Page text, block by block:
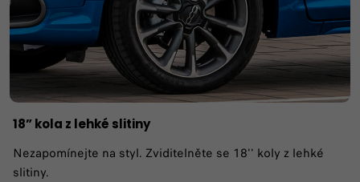
18” kola z lehké slitiny
Nezapomínejte na styl. Zviditelněte se 18'' koly z lehké
slitiny.